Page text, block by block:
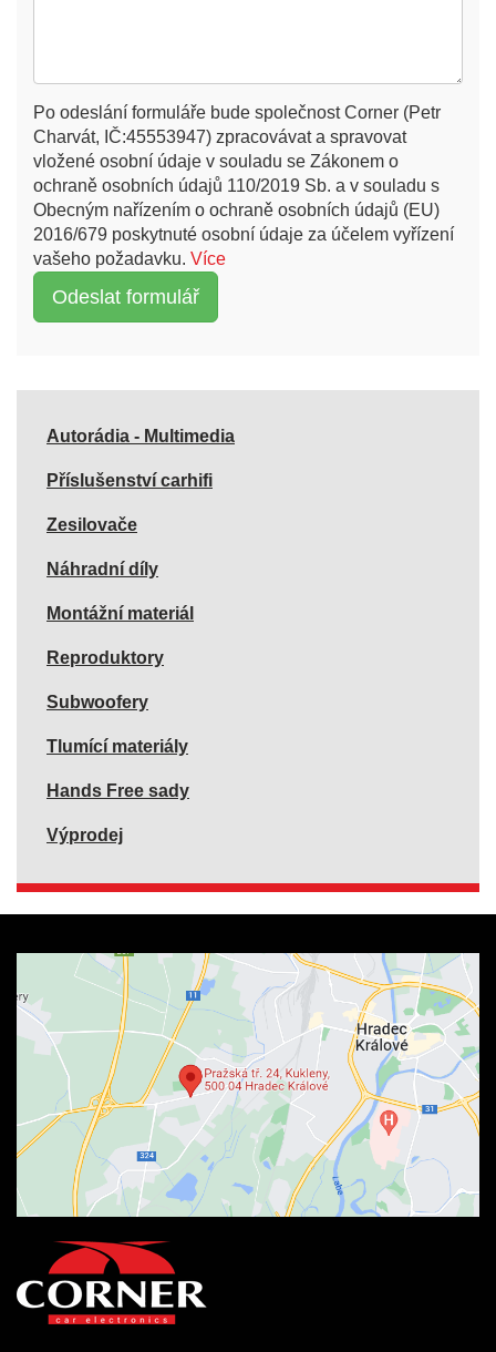
Po odeslání formuláře bude společnost Corner (Petr
Charvát, IČ:45553947) zpracovávat a spravovat
vložené osobní údaje v souladu se Zákonem o
ochraně osobních údajů 110/2019 Sb. a v souladu s
Obecným nařízením o ochraně osobních údajů (EU)
2016/679 poskytnuté osobní údaje za účelem vyřízení
vašeho požadavku. Více
Autorádia - Multimedia
Příslušenství carhifi
Zesilovače
Náhradní díly
Montážní materiál
Reproduktory
Subwoofery
Tlumící materiály
Hands Free sady
Výprodej